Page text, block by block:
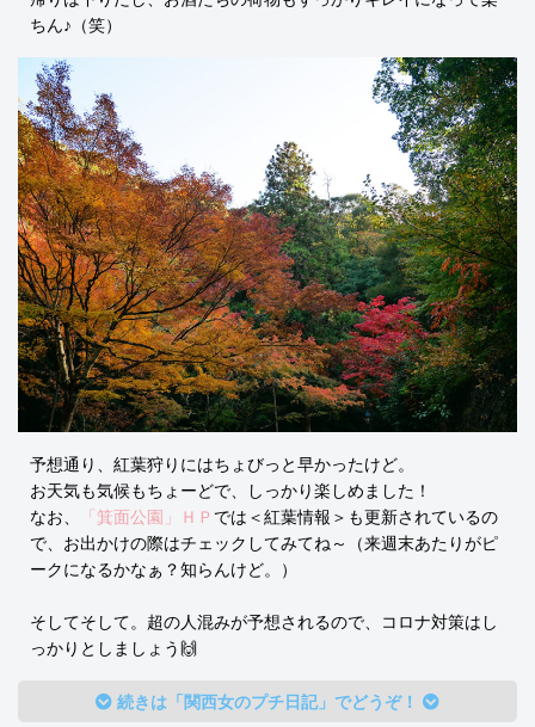
ちん♪（笑）
予想通り、紅葉狩りにはちょびっと早かったけど。
お天気も気候もちょーどで、しっかり楽しめました！
なお、
「箕面公園」ＨＰ では＜紅葉情報＞も更新されているの
で、お出かけの際はチェックしてみてね～（来週末あたりがピ
ークになるかなぁ？知らんけど。）
そしてそして。超の人混みが予想されるので、コロナ対策はし
っかりとしましょう🙌
続きは「関西女のプチ日記」でどうぞ！